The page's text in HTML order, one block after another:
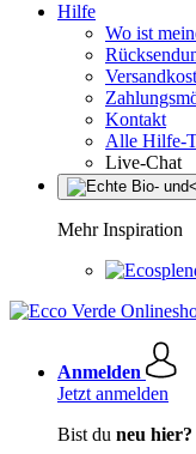
Hilfe
Wo ist
Kontakt
Alle Hilfe-
Live-Chat
Mehr Inspiration
Anmelden
Jetzt anmelden
Bist du neu hier?